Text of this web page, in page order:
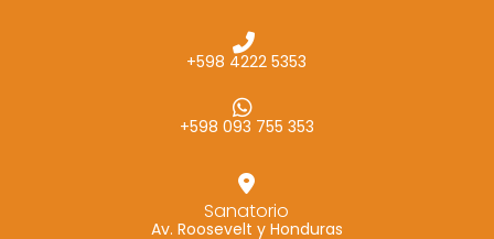
+598 4222 5353
+598 093 755 353
Sanatorio
Av. Roosevelt y Honduras
ver contenido y
personalizados.